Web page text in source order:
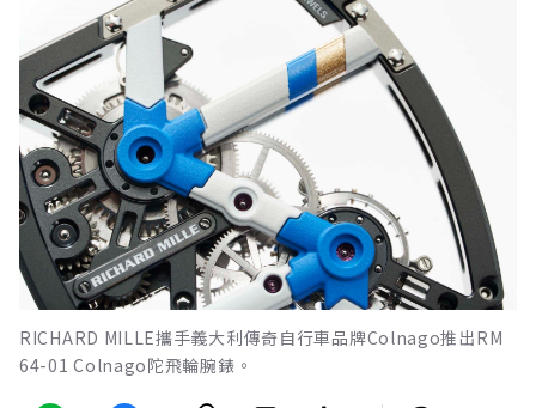
RICHARD MILLE攜手義大利傳奇自行車品牌Colnago推出RM
64-01 Colnago陀飛輪腕錶。